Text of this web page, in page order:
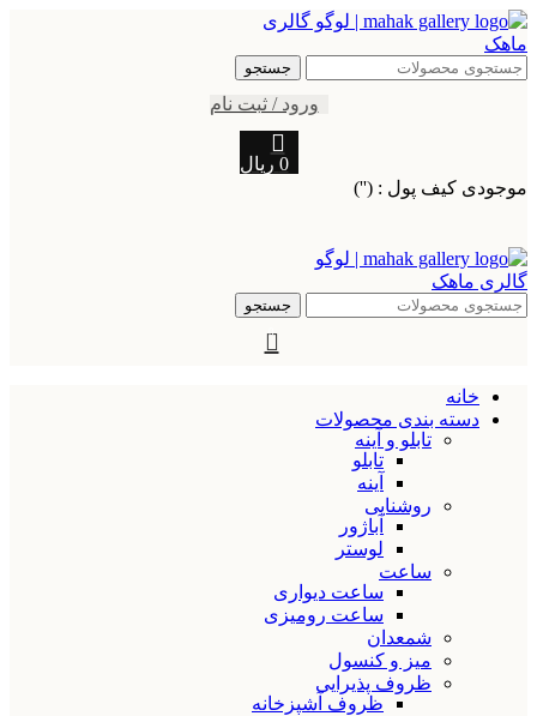
جستجو
ورود / ثبت نام
0 ریال
موجودی کیف پول : ('')
جستجو
0
خانه
دسته بندی محصولات
تابلو و آینه
تابلو
آینه
روشنایی
آباژور
لوستر
ساعت
ساعت دیواری
ساعت رومیزی
شمعدان
میز و کنسول
ظروف پذیرایی
ظروف آشپزخانه